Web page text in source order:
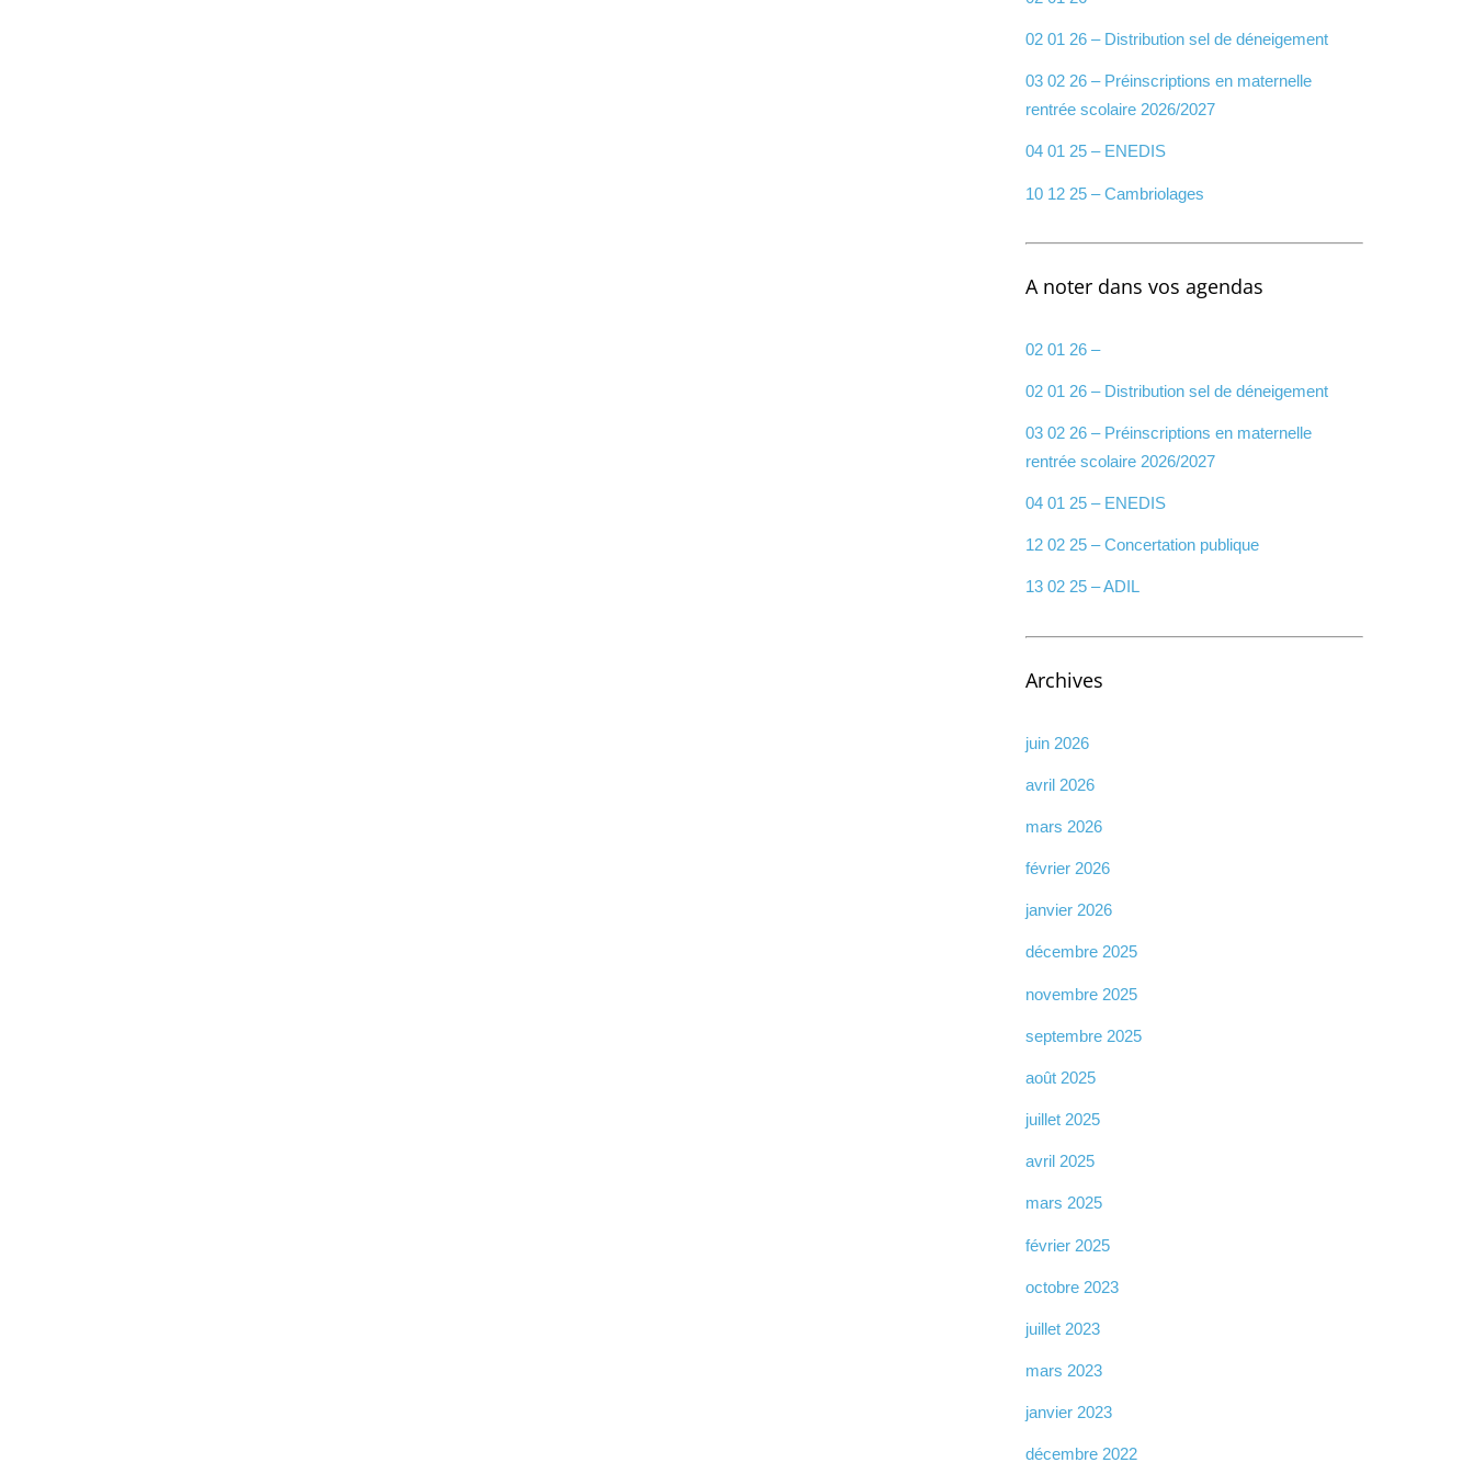
02 01 26 – Distribution sel de déneigement
03 02 26 – Préinscriptions en maternelle
rentrée scolaire 2026/2027
04 01 25 – ENEDIS
10 12 25 – Cambriolages
A noter dans vos agendas
02 01 26 –
02 01 26 – Distribution sel de déneigement
03 02 26 – Préinscriptions en maternelle
rentrée scolaire 2026/2027
04 01 25 – ENEDIS
12 02 25 – Concertation publique
13 02 25 – ADIL
Archives
juin 2026
avril 2026
mars 2026
février 2026
janvier 2026
décembre 2025
novembre 2025
septembre 2025
août 2025
juillet 2025
avril 2025
mars 2025
février 2025
octobre 2023
juillet 2023
mars 2023
janvier 2023
décembre 2022